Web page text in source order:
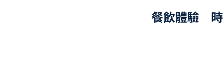
餐飲體驗